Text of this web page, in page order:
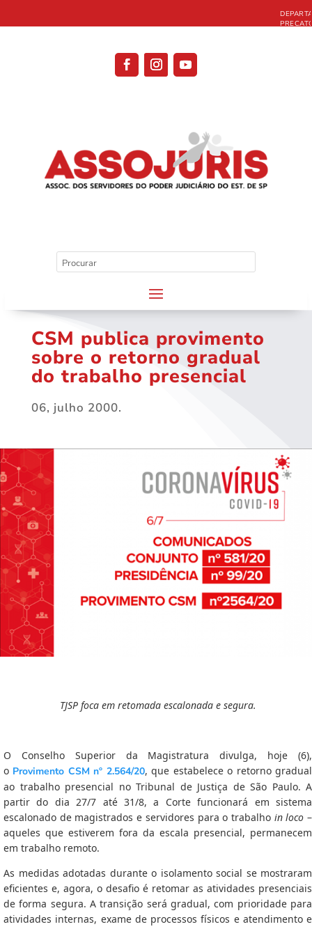
CSM publica provimento
sobre o retorno gradual
do trabalho presencial
06, julho 2000.
TJSP foca em retomada escalonada e segura.
O Conselho Superior da Magistratura divulga, hoje (6),
o Provimento CSM nº 2.564/20, que estabelece o retorno gradual
ao trabalho presencial no Tribunal de Justiça de São Paulo. A
partir do dia 27/7 até 31/8, a Corte funcionará em sistema
escalonado de magistrados e servidores para o trabalho in loco –
aqueles que estiverem fora da escala presencial, permanecem
em trabalho remoto.
As medidas adotadas durante o isolamento social se mostraram
eficientes e, agora, o desafio é retomar as atividades presenciais
de forma segura. A transição será gradual, com prioridade para
atividades internas, exame de processos físicos e atendimento e